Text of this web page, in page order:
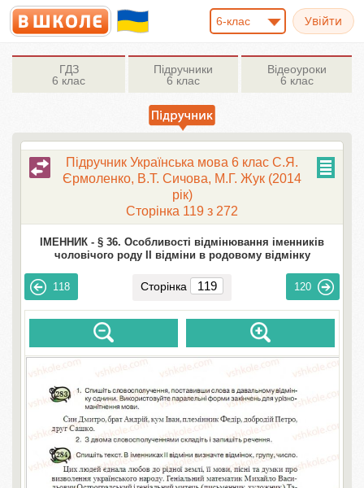
6-клас
ГДЗ
6 клас
Підручники
6 клас
Відеоуроки
6 клас
Підручник Українська мова 6 клас С.Я.
Єрмоленко, В.Т. Сичова, М.Г. Жук (2014
рік)
Сторінка 119 з 272
ІМЕННИК - § 36. Особливості відмінювання іменників
чоловічого роду II відміни в родовому відмінку
118 Сторінка 120